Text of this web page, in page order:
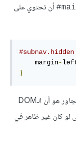
# أن تحتوي على
    margin
-
}
: واحدة من مساوئ استخدام المحدد المجاور هو أن الـDOM
لو كان غير ظاهر في